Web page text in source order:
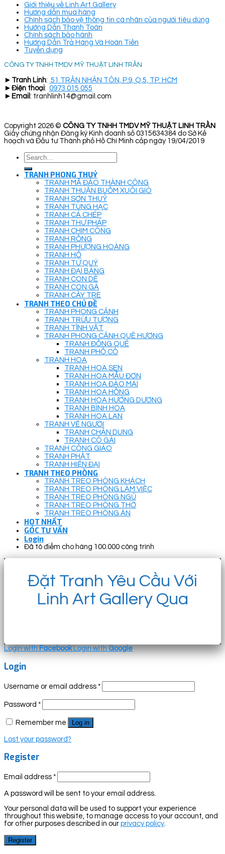
Giới thiệu về Linh Art Gallery
Hướng dẫn mua hàng
Chính sách bảo vệ thông tin cá nhân của người tiêu dùng
Hướng Dẫn Thanh Toán
Chính sách bảo hành
Hướng Dẫn Trả Hàng Và Hoàn Tiền
Tuyển dụng
CÔNG TY TNHH TMDV MỸ THUẬT LINH TRẦN
► Tranh Linh: 51 TRẦN NHÂN TÔN, P.9, Q.5, TP. HCM
► Điện thoại: 0973 015 055
► Email : tranhlinh14@gmail.com
Copyright 2026 © CÔNG TY TNHH TMDV MỸ THUẬT LINH TRẦN
Giấy chứng nhận Đăng ký Kinh doanh số 0315634384 do Sở Kế
hoạch và Đầu tư Thành phố Hồ Chí Minh cấp ngày 19/04/2019
Search
for:
TRANH PHONG THUỶ
TRANH MÃ ĐÁO THÀNH CÔNG
TRANH THUẬN BUỒM XUÔI GIÓ
TRANH SƠN THUỶ
TRANH TÙNG HẠC
TRANH CÁ CHÉP
TRANH THƯ PHÁP
TRANH CHIM CÔNG
TRANH RỒNG
TRANH PHƯỢNG HOÀNG
TRANH HỔ
TRANH TỨ QUÝ
TRANH ĐẠI BÀNG
TRANH CON DÊ
TRANH CON GÀ
TRANH CÂY TRE
TRANH THEO CHỦ ĐỀ
TRANH PHONG CẢNH
TRANH TRỪU TƯỢNG
TRANH TĨNH VẬT
TRANH PHONG CẢNH QUÊ HƯƠNG
TRANH ĐỒNG QUÊ
TRANH PHỐ CỔ
TRANH HOA
TRANH HOA SEN
TRANH HOA MẪU ĐƠN
TRANH HOA ĐÀO MAI
TRANH HOA HỒNG
TRANH HOA HƯỚNG DƯƠNG
TRANH BÌNH HOA
TRANH HOA LAN
TRANH VẼ NGƯỜI
TRANH CHÂN DUNG
TRANH CÔ GÁI
TRANH CÔNG GIÁO
TRANH PHẬT
TRANH HIỆN ĐẠI
TRANH THEO PHÒNG
TRANH TREO PHÒNG KHÁCH
TRANH TREO PHÒNG LÀM VIỆC
TRANH TREO PHÒNG NGỦ
TRANH TREO PHÒNG THỜ
TRANH TREO PHÒNG ĂN
HOT NHẤT
GÓC TƯ VẤN
Login
Đã tô điểm cho hàng 100.000 công trình
Đặt Tranh Yêu Cầu Với
Linh Art Gallery Qua
Login withFacebook Login withGoogle
Login
Username or email address *
Password *
Remember me Log in
Lost your password?
Register
Email address *
A password will be sent to your email address.
Your personal data will be used to support your experience
throughout this website, to manage access to your account, and
for other purposes described in our privacy policy
Register